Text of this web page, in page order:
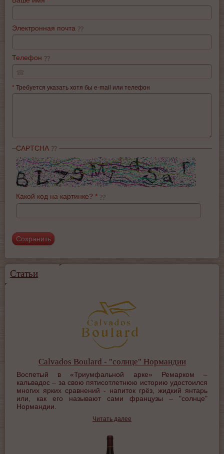
Электронная почта
Телефон
* Требуется указать хотя бы e-mail или телефон
CAPTCHA
Какой код на картинке? *
Статьи
Calvados Boulard - "солнце" Нормандии
Воспетый в «Триумфальной арке» Ремарком –
кальвадос – за свою пятисотлетнюю историю удостоился
многих ярких сравнений - напиток грёз, жидкий янтарь
или, как его называют сами французы – "солнце"
Нормандии.
Читать далее